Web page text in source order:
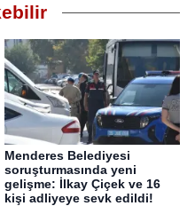
Menderes Belediyesi
soruşturmasında yeni
gelişme: İlkay Çiçek ve 16
kişi adliyeye sevk edildi!